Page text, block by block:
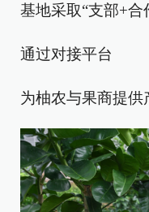
基地采取“支部+
通过对接平台
为柚农与果商提供